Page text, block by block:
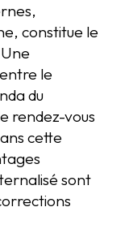
constitue le
le
du
rendez-vous
cette
sont